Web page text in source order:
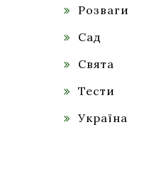
Розваги
Сад
Свята
Тести
Україна